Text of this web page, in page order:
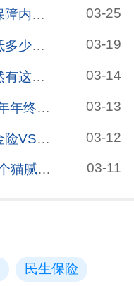
鼎诚诚爱一生养老年金保险保障内容是什么？鼎诚诚爱一生养老年金保险有哪些优缺点？这篇文章告诉你！ 03-25
买中荷人寿岁岁享护理险能抵多少税？买越多抵税越多吗？ 03-19
昆仑健康乐享年年护理险竟然有这样的暗坑，连保险公司都没发现 03-14
岁享金生终身护理险VS乐享年年终身护理险，有什么区别？哪款更值得买？ 03-13
信泰人寿的如意臻享养老年金险VS信泰如意致享养老年金险，有哪些区别？哪个更值得买？ 03-12
君龙龙抬头2.0养老年金险这个猫腻不得不看，小心买亏了 03-11
民生保险